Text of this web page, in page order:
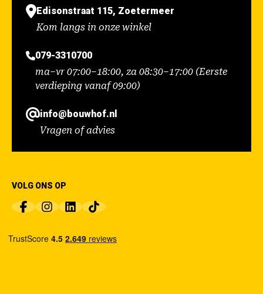
Edisonstraat 115, Zoetermeer
Kom langs in onze winkel
079-3310700
ma–vr 07:00–18:00, za 08:30–17:00 (Eerste
verdieping vanaf 09:00)
info@bouwhof.nl
Vragen of advies
VOLG ONS OP